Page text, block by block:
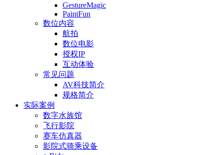
GestureMagic
PaintFun
数位内容
航拍
数位电影
授权IP
互动体验
常见问题
AV科技简介
规格简介
实际案例
数字水族馆
飞行影院
赛车仿真器
影院式骑乘设备